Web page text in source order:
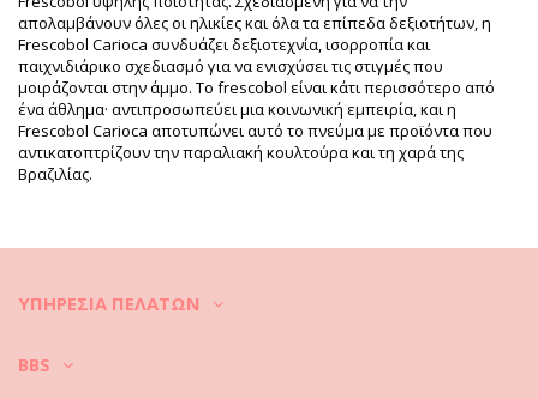
Οδηγίες φροντίδας για: Frescobol Carioca Ipanema
Neoprene Bat Case Sky Blue
Πώς θα καθαρίσετε την τσάντα θαλάσσης:
Οι τσάντες θαλάσσης κατασκευάζονται από διαφορών ειδών υλικά:
συνθετική ή φυσική ψάθα, πλαστικό ή βαμβάκι. Γι΄αυτό και
υπάρχουν πολλοί τρόποι για να τις φροντίσετε.
προτού φύγετε από την παραλία. Με αυτόν τον τρόπο, θα έχετε
2) Εάν η τσάντα είναι κατασκευασμένη από πλαστικό, μπορείτε,
ποτέ στο πλυντήριο.
απολαμβάνουν όλες οι ηλικίες και όλα τα επίπεδα δεξιοτήτων, η
Frescobol Carioca συνδυάζει δεξιοτεχνία, ισορροπία και
παιχνιδιάρικο σχεδιασμό για να ενισχύσει τις στιγμές που
μοιράζονται στην άμμο. Το frescobol είναι κάτι περισσότερο από
ένα άθλημα· αντιπροσωπεύει μια κοινωνική εμπειρία, και η
Frescobol Carioca αποτυπώνει αυτό το πνεύμα με προϊόντα που
αντικατοπτρίζουν την παραλιακή κουλτούρα και τη χαρά της
Βραζιλίας.
ΥΠΗΡΕΣΊΑ ΠΕΛΑΤΏΝ
BBS